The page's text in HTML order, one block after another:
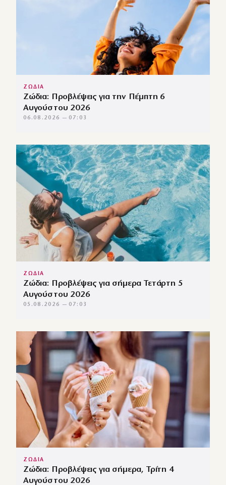
ΖΩΔΙΑ
Ζώδια: Προβλέψεις για την Πέμπτη 6
Αυγούστου 2026
06.08.2026 — 07:03
ΖΩΔΙΑ
Ζώδια: Προβλέψεις για σήμερα Τετάρτη 5
Αυγούστου 2026
05.08.2026 — 07:03
ΖΩΔΙΑ
Ζώδια: Προβλέψεις για σήμερα, Τρίτη 4
Αυγούστου 2026